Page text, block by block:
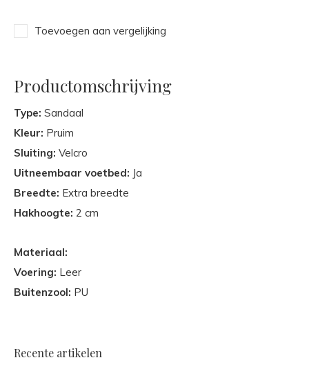
Toevoegen aan vergelijking
Productomschrijving
Type: Sandaal
Kleur: Pruim
Sluiting: Velcro
Uitneembaar voetbed: Ja
Breedte: Extra breedte
Hakhoogte: 2 cm
Materiaal:
Voering: Leer
Buitenzool: PU
Recente artikelen